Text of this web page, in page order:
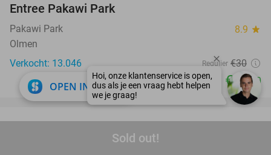
Sold out!
Entree Pakawi Park
Pakawi Park 8.9 star
Olmen
Verkocht: 13.046
Regulier €30
€21,50
favorite_border
Toegang tot Jungle City of minigolf
OPEN IN APP close